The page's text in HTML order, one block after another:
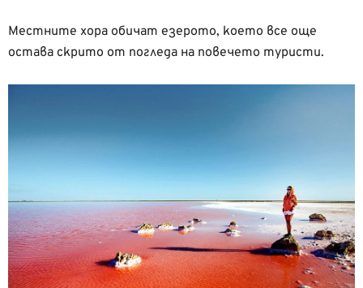
Местните хора обичат езерото, което все още
остава скрито от погледа на повечето туристи.